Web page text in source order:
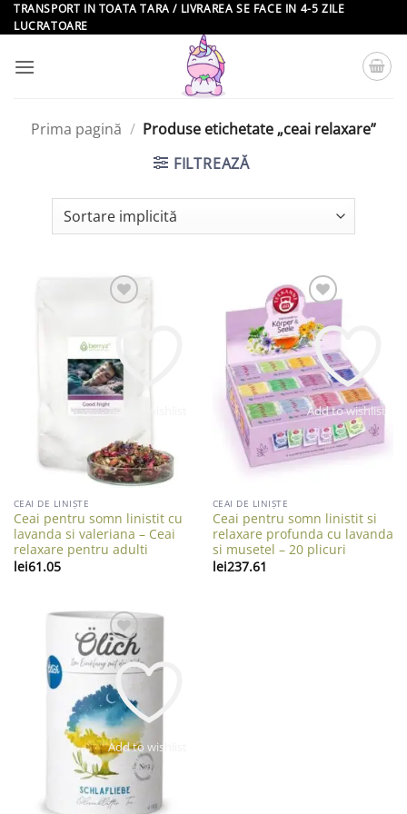
Skip
to
TRANSPORT IN TOATA TARA / LIVRAREA SE FACE IN 4-5 ZILE
LUCRATOARE
Prima pagină / Produse etichetate „ceai relaxare”
FILTREAZĂ
Add to wishlist
CEAI DE LINIȘTE
Ceai pentru somn linistit cu
lavanda si valeriana – Ceai
relaxare pentru adulti
lei61.05
Add to wishlist
CEAI DE LINIȘTE
Ceai pentru somn linistit si
relaxare profunda cu lavanda
si musetel – 20 plicuri
lei237.61
Add to wishlist